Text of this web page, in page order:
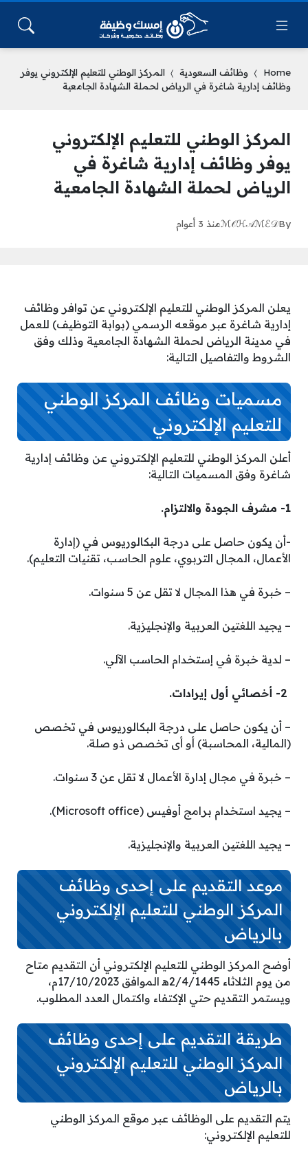
Home وظائف السعودية
المركز الوطني للتعليم الإلكتروني يوفر
وظائف إدارية شاغرة في الرياض لحملة الشهادة الجامعية
المركز الوطني للتعليم الإلكتروني
يوفر وظائف إدارية شاغرة في
الرياض لحملة الشهادة الجامعية
By
ℳ𝒪ℋ𝒜ℳℰ𝒟منذ 3 أعوام
يعلن المركز الوطني للتعليم الإلكتروني عن توافر وظائف
إدارية شاغرة عبر موقعه الرسمي (بوابة التوظيف) للعمل
في مدينة الرياض لحملة الشهادة الجامعية وذلك وفق
الشروط والتفاصيل التالية:
مسميات وظائف المركز الوطني
للتعليم الإلكتروني
أعلن المركز الوطني للتعليم الإلكتروني عن وظائف إدارية
شاغرة وفق المسميات التالية:
1- مشرف الجودة والالتزام.
-أن يكون حاصل على درجة البكالوريوس في (إدارة
الأعمال، المجال التربوي، علوم الحاسب، تقنيات التعليم).
– خبرة في هذا المجال لا تقل عن 5 سنوات.
– يجيد اللغتين العربية والإنجليزية.
– لدية خبرة في إستخدام الحاسب الآلي.
– أن يكون حاصل على درجة البكالوريوس في تخصص
(المالية، المحاسبة) أو أى تخصص ذو صلة.
– خبرة في مجال إدارة الأعمال لا تقل عن 3 سنوات.
– يجيد استخدام برامج أوفيس (Microsoft office).
– يجيد اللغتين العربية والإنجليزية.
موعد التقديم على إحدى وظائف
المركز الوطني للتعليم الإلكتروني
بالرياض
أوضح المركز الوطني للتعليم الإلكتروني أن التقديم متاح
من يوم الثلاثاء 2/4/1445ه‍ الموافق 17/10/2023م،
ويستمر التقديم حتي الإكتفاء واكتمال العدد المطلوب.
طريقة التقديم على إحدى وظائف
المركز الوطني للتعليم الإلكتروني
بالرياض
يتم التقديم على الوظائف عبر موقع المركز الوطني
للتعليم الإلكتروني: